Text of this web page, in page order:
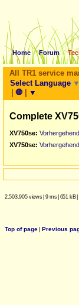
Home Forum
All TR1 service
Select Language ▼
| 🛑 | ▼
Complete
XV750se:
XV750se:
2.503.905 views| 9 ms| 651 kB|
Top of page| Previous